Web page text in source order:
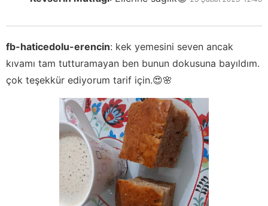
fb-haticedolu-erencin: kek yemesini seven ancak
kıvamı tam tutturamayan ben bunun dokusuna bayıldım.
çok teşekkür ediyorum tarif için.😍🌸